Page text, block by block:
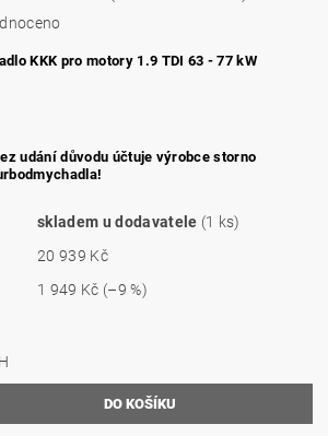
KKK pro motory 1.9 TDI 63 - 77 kW
udání důvodu účtuje výrobce storno
skladem u dodavatele (1 ks)
20 939 Kč
1 949 Kč (–9 %)